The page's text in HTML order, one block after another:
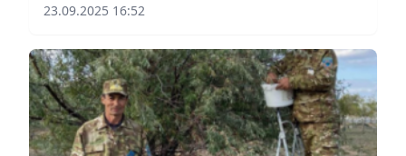
23.09.2025 16:52